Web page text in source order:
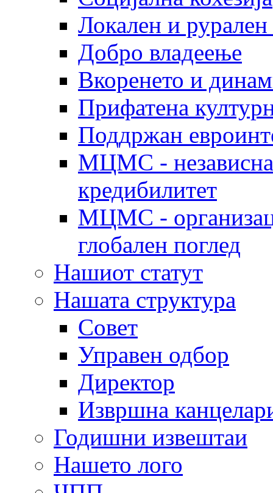
Локален и рурален
Добро владеење
Вкоренето и
Прифатена
Поддржан
МЦМС - независна
кредибилитет
МЦМС -
глобален поглед
Нашиот статут
Нашата структура
Совет
Управен одбор
Директор
Извршна
Годишни извештаи
Нашето лого